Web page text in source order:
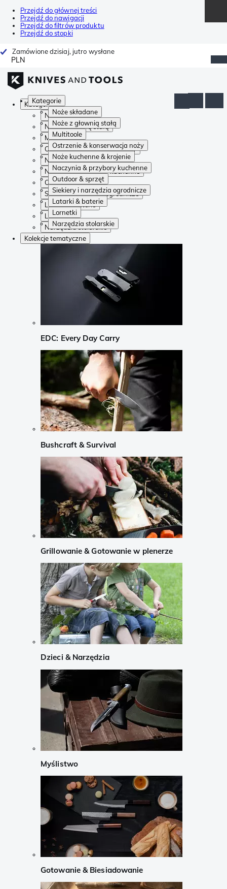
Przejdź do głównej treści
Przejdź do nawigacji
Przejdź do filtrów produktu
Przejdź do stopki
Zamówione dzisiaj, jutro wysłane
PLN
Kategorie
Noże składane
Noże z głownią stałą
Multitoole
Ostrzenie & konserwacja noży
Noże kuchenne & krojenie
Naczynia & przybory kuchenne
Outdoor & sprzęt
Siekiery i narzędzia ogrodnicze
Latarki & baterie
Lornetki
Narzędzia stolarskie
Kategorie
Noże składane
Noże z głownią stałą
Multitoole
Ostrzenie & konserwacja noży
Noże kuchenne & krojenie
Naczynia & przybory kuchenne
Outdoor & sprzęt
Siekiery i narzędzia ogrodnicze
Latarki & baterie
Lornetki
Narzędzia stolarskie
Kolekcje tematyczne
EDC: Every Day Carry
Bushcraft & Survival
Grillowanie & Gotowanie w plenerze
Dzieci & Narzędzia
Myślistwo
Gotowanie & Biesiadowanie